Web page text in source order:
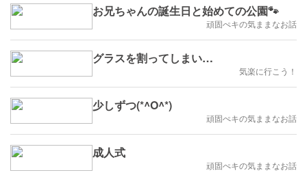
お兄ちゃんの誕生日と始めての公園🐾
頑固ぺキの気ままなお話
グラスを割ってしまい…
気楽に行こう！
少しずつ(*^O^*)
頑固ぺキの気ままなお話
成人式
頑固ぺキの気ままなお話